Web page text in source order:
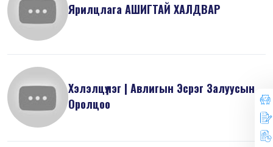
Ярилцлага АШИГТАЙ ХАЛДВАР
Хэлэлцүүлэг | Авлигын Эсрэг Залуусын
Оролцоо